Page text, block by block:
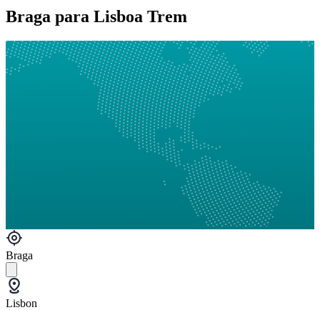
Braga para Lisboa Trem
Braga
Lisbon